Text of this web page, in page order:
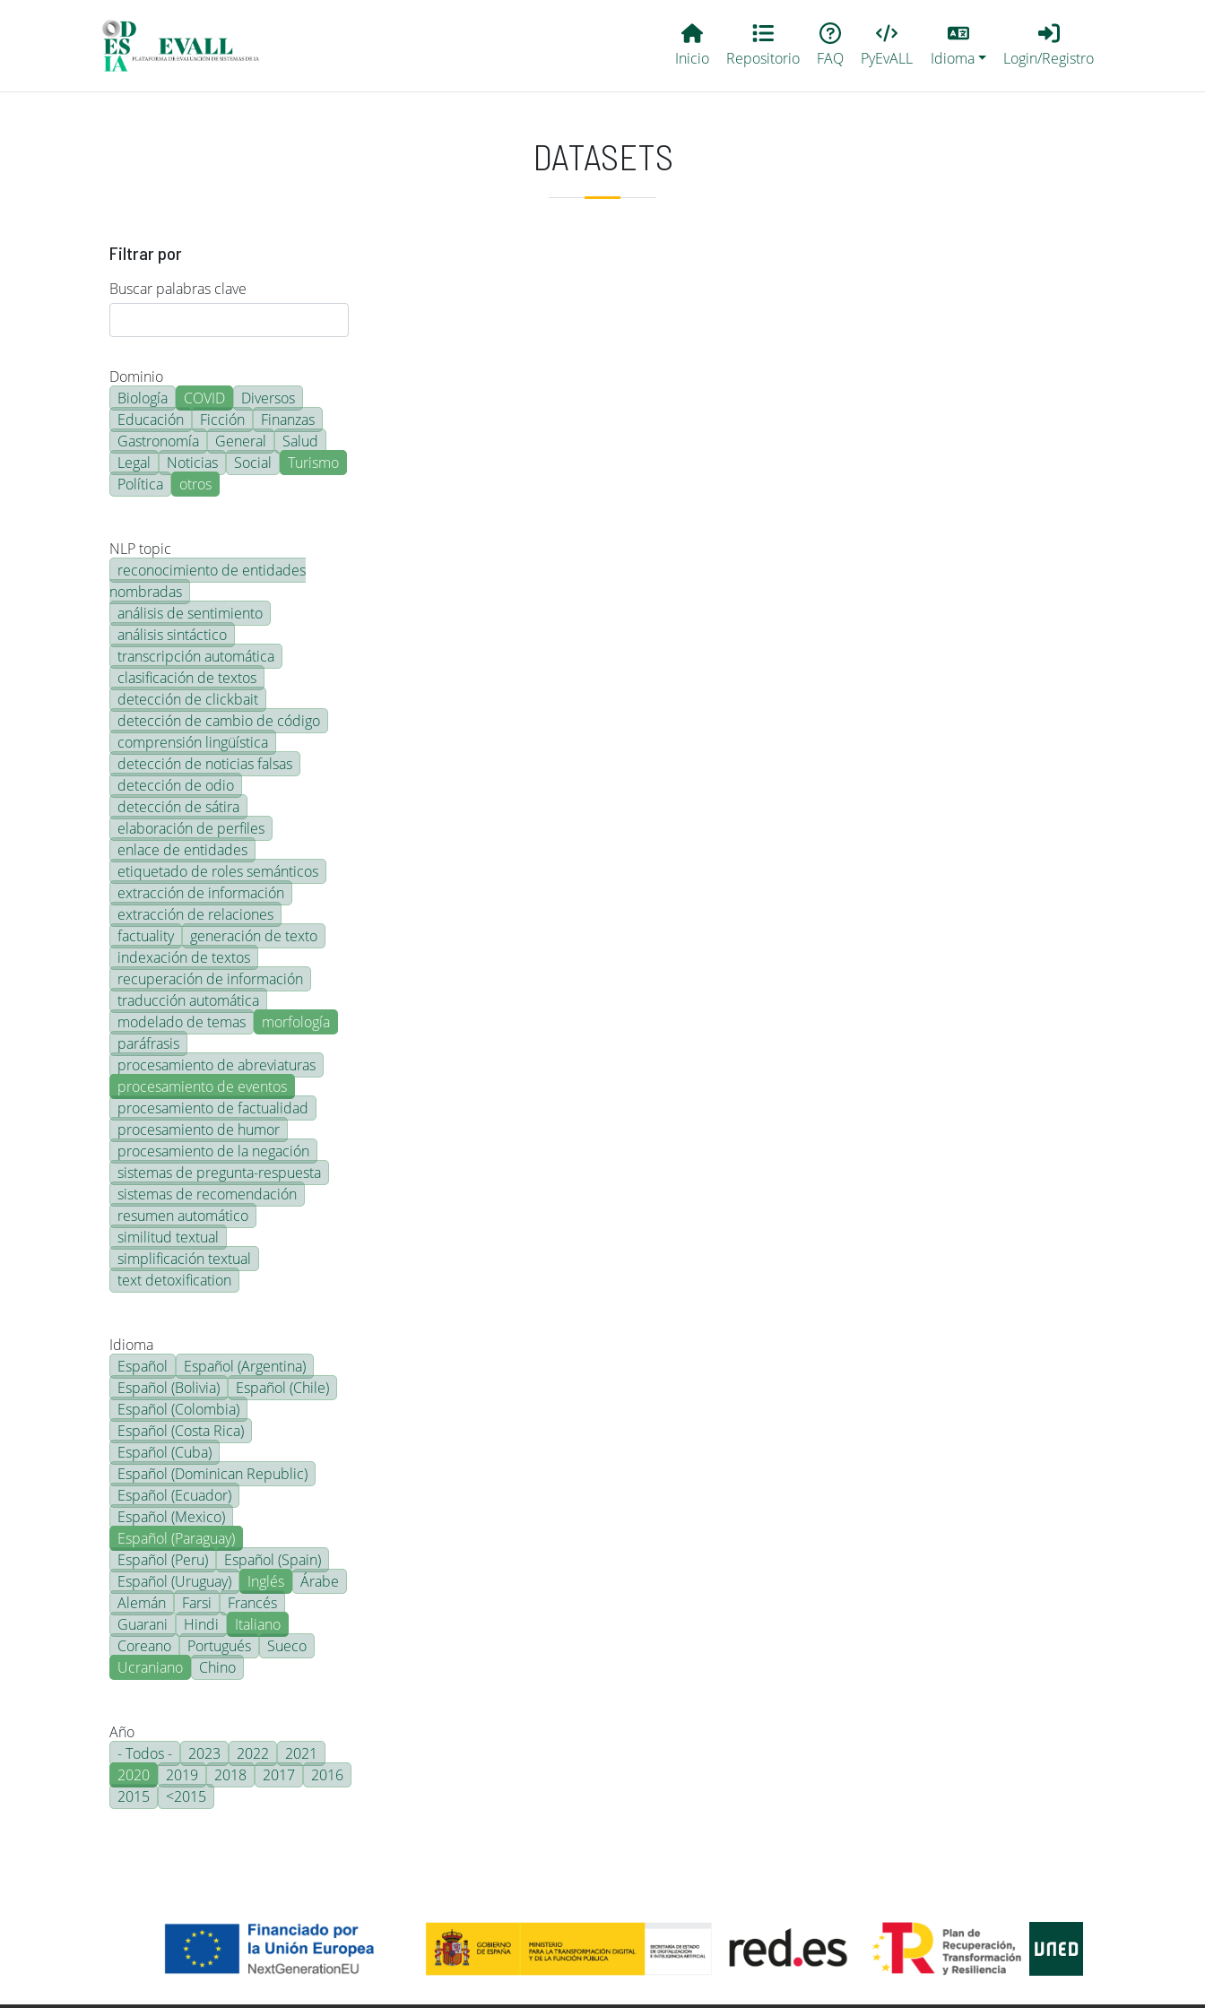
Main EvALL
Inicio Repositorio FAQ PyEvALL
Lang
Idioma
Login_Registro
Login/Registro
DATASETS
Filtrar por
Buscar palabras clave
Dominio
Biología
COVID
Diversos
Educación
Ficción
Finanzas
Gastronomía
General
Salud
Legal
Noticias Social
Turismo
Política
otros
NLP topic
reconocimiento de entidades
nombradas
análisis de sentimiento
análisis sintáctico
transcripción automática
clasificación de textos
detección de clickbait
detección de cambio de código
comprensión lingüística
detección de noticias falsas
detección de odio
detección de sátira
elaboración de perfiles
enlace de entidades
etiquetado de roles semánticos
extracción de información
extracción de relaciones
factuality
generación de texto
indexación de textos
recuperación de información
traducción automática
modelado de temas
morfología
paráfrasis
procesamiento de abreviaturas
procesamiento de eventos
procesamiento de factualidad
procesamiento de humor
procesamiento de la negación
sistemas de pregunta-respuesta
sistemas de recomendación
resumen automático
similitud textual
simplificación textual
text detoxification
Idioma
Español
Español (Argentina)
Español (Bolivia)
Español (Chile)
Español (Colombia)
Español (Costa Rica)
Español (Cuba)
Español (Dominican Republic)
Español (Ecuador)
Español (Mexico)
Español (Paraguay)
Español (Peru)
Español (Spain)
Español (Uruguay)
Inglés
Árabe
Alemán
Farsi
Francés
Guarani
Hindi
Italiano
Coreano
Portugués
Sueco
Ucraniano
Chino
Año
- Todos -
2023 2022
2021
2020
2019 2018 2017
2016
2015
<2015